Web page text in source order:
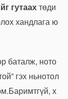
гутаахтөди
хандлага ю
баталж, ното
” гэх ньнотол
.Баримтгүй, х